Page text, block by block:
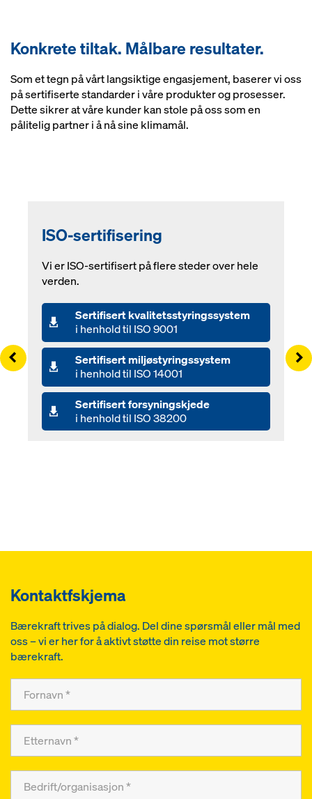
Konkrete tiltak. Målbare resultater.
Som et tegn på vårt langsiktige engasjement, baserer vi oss
på sertifiserte standarder i våre produkter og prosesser.
Dette sikrer at våre kunder kan stole på oss som en
pålitelig partner i å nå sine klimamål.
ISO-sertifisering
Vi er ISO-sertifisert på flere steder over hele
verden.
Sertifisert kvalitetsstyringssystem
i henhold til ISO 9001
Sertifisert miljøstyringssystem
i henhold til ISO 14001
Sertifisert forsyningskjede
i henhold til ISO 38200
Left
Kontaktfskjema
Bærekraft trives på dialog. Del dine spørsmål eller mål med
oss – vi er her for å aktivt støtte din reise mot større
bærekraft.